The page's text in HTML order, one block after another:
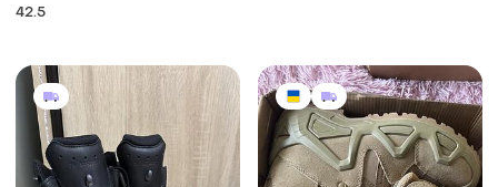
42.5